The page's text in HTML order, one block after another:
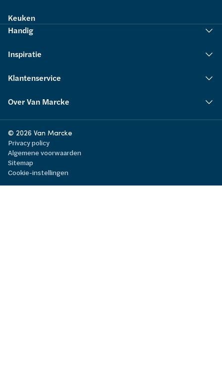
Keuken
Handig
Inspiratie
Klantenservice
Over Van Marcke
© 2026 Van Marcke
Privacy policy
Algemene voorwaarden
Sitemap
Cookie-instellingen